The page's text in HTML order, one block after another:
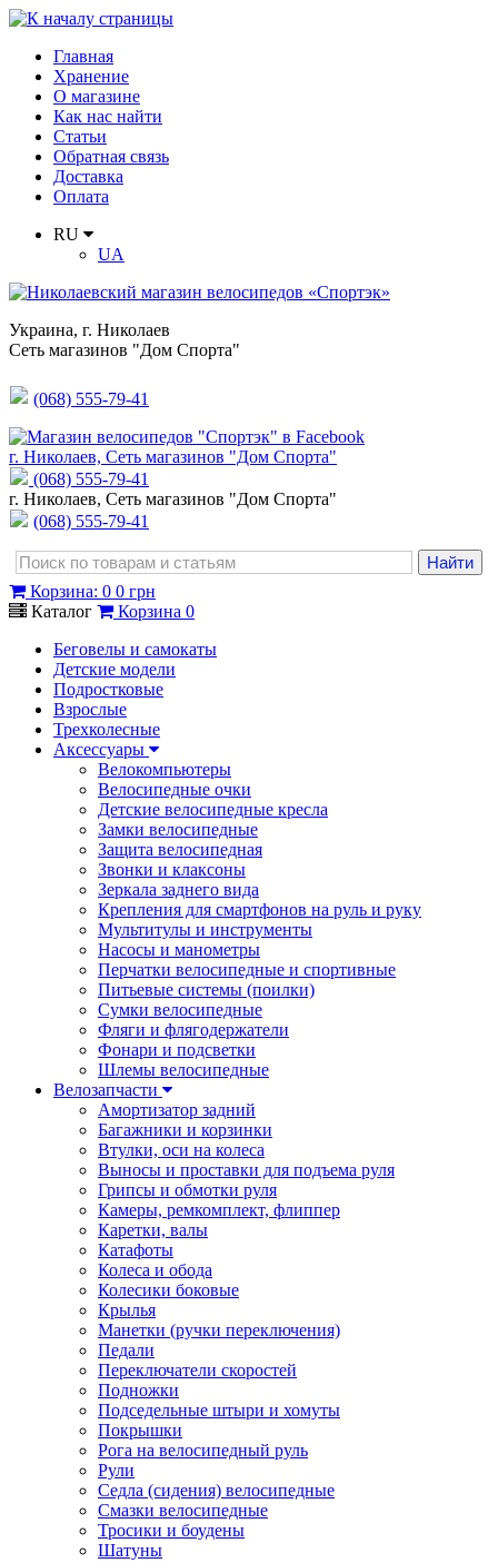
Главная
Хранение
О магазине
Как нас найти
Статьи
Обратная связь
Доставка
Оплата
RU
UA
Украина, г. Николаев
Сеть магазинов "Дом Спорта"
(068) 555-79-41
г. Николаев, Сеть магазинов "Дом Спорта"
(068) 555-79-41
г. Николаев, Сеть магазинов "Дом Спорта"
(068) 555-79-41
Корзина: 0 0 грн
Каталог
Корзина 0
Беговелы и самокаты
Детские модели
Подростковые
Взрослые
Трехколесные
Аксессуары
Велокомпьютеры
Велосипедные очки
Детские велосипедные кресла
Замки велосипедные
Защита велосипедная
Звонки и клаксоны
Зеркала заднего вида
Крепления для смартфонов на руль и руку
Мультитулы и инструменты
Насосы и манометры
Перчатки велосипедные и спортивные
Питьевые системы (поилки)
Сумки велосипедные
Фляги и флягодержатели
Фонари и подсветки
Шлемы велосипедные
Велозапчасти
Амортизатор задний
Багажники и корзинки
Втулки, оси на колеса
Выносы и проставки для подъема руля
Грипсы и обмотки руля
Камеры, ремкомплект, флиппер
Каретки, валы
Катафоты
Колеса и обода
Колесики боковые
Крылья
Манетки (ручки переключения)
Педали
Переключатели скоростей
Подножки
Подседельные штыри и хомуты
Покрышки
Рога на велосипедный руль
Рули
Седла (сидения) велосипедные
Смазки велосипедные
Тросики и боудены
Шатуны